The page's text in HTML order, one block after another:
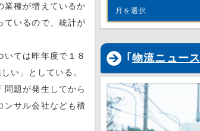
業種が増えているか
ているので、統計が
ては昨年度で１８
い」としている。
題が発生してから
ンサル会社なども積
月を選択
｢ 物流ニュース